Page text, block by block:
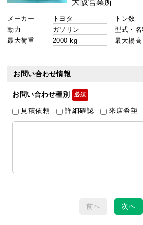
メーカー
トン数
動力
型式・名
最大荷重
最大揚高
お問い合わせ情報
お問い合わせ種別
見積依頼 詳細確認 来店希望
前へ 次へ